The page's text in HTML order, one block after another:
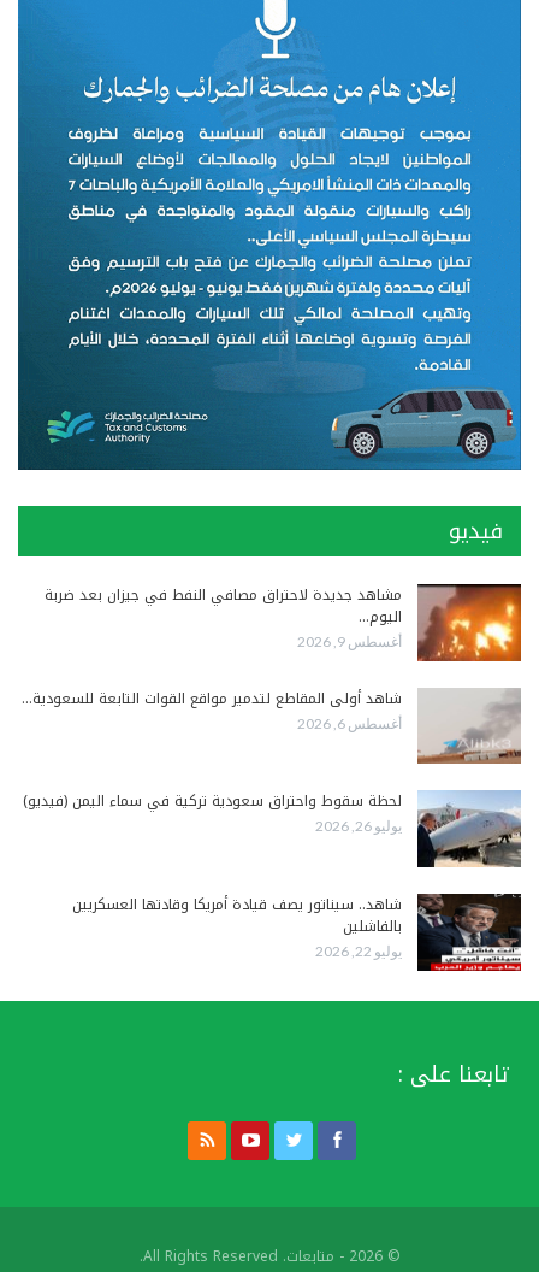
فيديو
مشاهد جديدة لاحتراق مصافي النفط في جيزان بعد ضربة
اليوم…
أغسطس 9, 2026
شاهد أولى المقاطع لتدمير مواقع القوات التابعة للسعودية…
أغسطس 6, 2026
لحظة سقوط واحتراق سعودية تركية في سماء اليمن (فيديو)
يوليو 26, 2026
شاهد.. سيناتور يصف قيادة أمريكا وقادتها العسكريين
بالفاشلين
يوليو 22, 2026
تابعنا على :
© 2026 - متابعات. All Rights Reserved.